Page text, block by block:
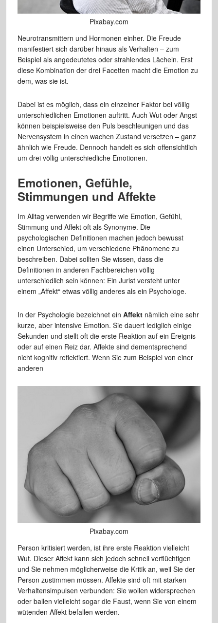
Pixabay.com
Neurotransmittern und Hormonen einher. Die Freude
manifestiert sich darüber hinaus als Verhalten – zum
Beispiel als angedeutetes oder strahlendes Lächeln. Erst
diese Kombination der drei Facetten macht die Emotion zu
dem, was sie ist.
Dabei ist es möglich, dass ein einzelner Faktor bei völlig
unterschiedlichen Emotionen auftritt. Auch Wut oder Angst
können beispielsweise den Puls beschleunigen und das
Nervensystem in einen wachen Zustand versetzen – ganz
ähnlich wie Freude. Dennoch handelt es sich offensichtlich
um drei völlig unterschiedliche Emotionen.
Emotionen, Gefühle,
Stimmungen und Affekte
Im Alltag verwenden wir Begriffe wie Emotion, Gefühl,
Stimmung und Affekt oft als Synonyme. Die
psychologischen Definitionen machen jedoch bewusst
einen Unterschied, um verschiedene Phänomene zu
beschreiben. Dabei sollten Sie wissen, dass die
Definitionen in anderen Fachbereichen völlig
unterschiedlich sein können: Ein Jurist versteht unter
einem „Affekt“ etwas völlig anderes als ein Psychologe.
In der Psychologie bezeichnet ein Affektnämlich eine sehr
kurze, aber intensive Emotion. Sie dauert lediglich einige
Sekunden und stellt oft die erste Reaktion auf ein Ereignis
oder auf einen Reiz dar. Affekte sind dementsprechend
nicht kognitiv reflektiert. Wenn Sie zum Beispiel von einer
anderen
Pixabay.com
Person kritisiert werden, ist ihre erste Reaktion vielleicht
Wut. Dieser Affekt kann sich jedoch schnell verflüchtigen
und Sie nehmen möglicherweise die Kritik an, weil Sie der
Person zustimmen müssen. Affekte sind oft mit starken
Verhaltensimpulsen verbunden: Sie wollen widersprechen
oder ballen vielleicht sogar die Faust, wenn Sie von einem
wütenden Affekt befallen werden.